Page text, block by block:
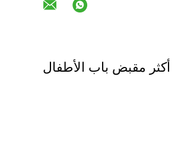
أكثر مقبض باب الأطفال